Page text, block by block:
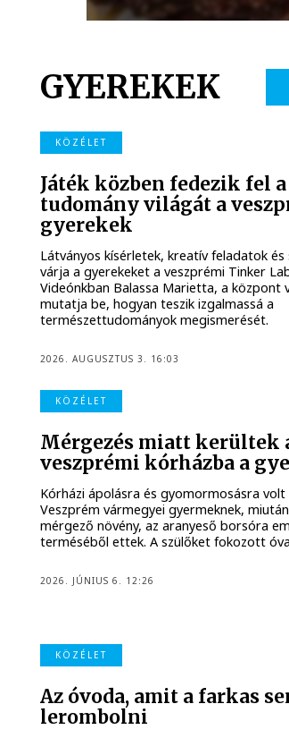
GYEREKEK
KÖZÉLET
Játék közben fedezik fel a
tudomány világát a
gyerekek
Látványos kísérletek, kreatív feladatok és
várja a gyerekeket a veszprémi Tinker
Videónkban Balassa Marietta, a központ
mutatja be, hogyan teszik izgalmassá a
természettudományok megismerését.
2026. AUGUSZTUS 3. 16:03
KÖZÉLET
Mérgezés miatt kerültek
veszprémi kórházba a
Kórházi ápolásra és gyomormosásra volt
Veszprém vármegyei gyermeknek,
mérgező növény, az aranyeső borsóra
terméséből ettek. A szülőket fokozott
2026. JÚNIUS 6. 12:26
KÖZÉLET
Az óvoda, amit a farkas
lerombolni